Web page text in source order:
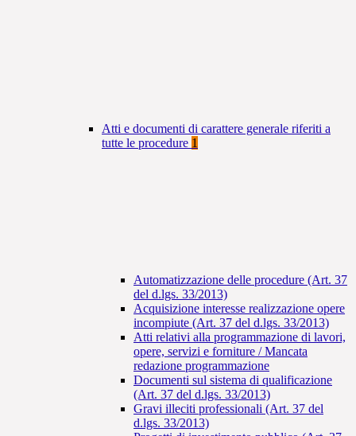
Atti e documenti di carattere generale riferiti a
tutte le procedure 1
Automatizzazione delle procedure (Art. 37
del d.lgs. 33/2013)
Acquisizione interesse realizzazione opere
incompiute (Art. 37 del d.lgs. 33/2013)
Atti relativi alla programmazione di lavori,
opere, servizi e forniture / Mancata
redazione programmazione
Documenti sul sistema di qualificazione
(Art. 37 del d.lgs. 33/2013)
Gravi illeciti professionali (Art. 37 del
d.lgs. 33/2013)